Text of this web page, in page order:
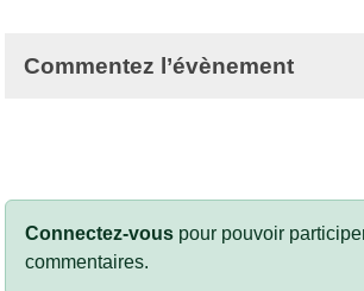
Commentez l’évènement
Connectez-vous pour pouvoir
commentaires.